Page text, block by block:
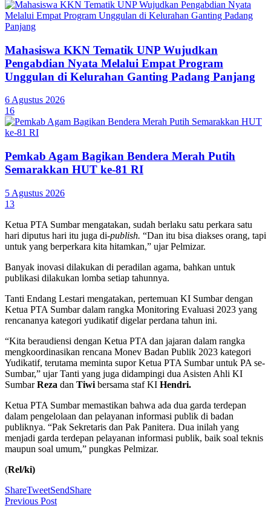
Mahasiswa KKN Tematik UNP Wujudkan
Pengabdian Nyata Melalui Empat Program
Unggulan di Kelurahan Ganting Padang Panjang
6 Agustus 2026
16
Pemkab Agam Bagikan Bendera Merah Putih
Semarakkan HUT ke-81 RI
5 Agustus 2026
13
Ketua PTA Sumbar mengatakan, sudah berlaku satu perkara satu
hari diputus hari itu juga di-publish. “Dan itu bisa diakses orang, tapi
untuk yang berperkara kita hitamkan,” ujar Pelmizar.
Banyak inovasi dilakukan di peradilan agama, bahkan untuk
publikasi dilakukan lomba setiap tahunnya.
Tanti Endang Lestari mengatakan, pertemuan KI Sumbar dengan
Ketua PTA Sumbar dalam rangka Monitoring Evaluasi 2023 yang
rencananya kategori yudikatif digelar perdana tahun ini.
“Kita beraudiensi dengan Ketua PTA dan jajaran dalam rangka
mengkoordinasikan rencana Monev Badan Publik 2023 kategori
Yudikatif, terutama meminta supor Ketua PTA Sumbar untuk PA se-
Sumbar,” ujar Tanti yang juga didampingi dua Asisten Ahli KI
SumbarReza dan Tiwi bersama staf KI Hendri.
Ketua PTA Sumbar memastikan bahwa ada dua garda terdepan
dalam pengelolaan dan pelayanan informasi publik di badan
publiknya. “Pak Sekretaris dan Pak Panitera. Dua inilah yang
menjadi garda terdepan pelayanan informasi publik, baik soal teknis
maupun soal umum,” pungkas Pelmizar.
(Rel/ki)
ShareTweetSendShare
Previous Post